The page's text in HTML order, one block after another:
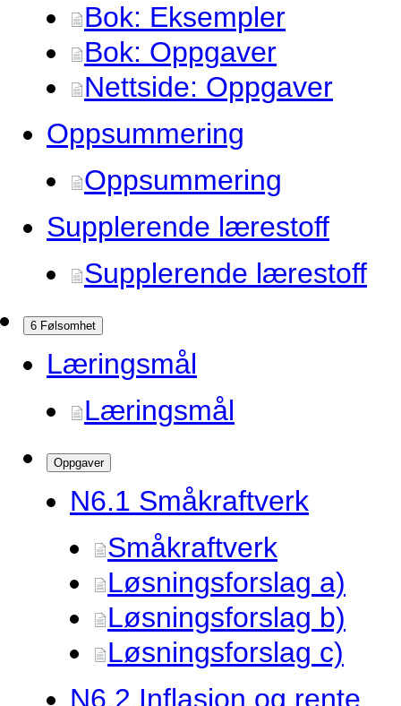
Bok: Eksempler
Bok: Oppgaver
Nettside: Oppgaver
Oppsummering
Oppsummering
Supplerende lærestoff
Supplerende lærestoff
6 Følsomhet
Læringsmål
Læringsmål
Oppgaver
N6.1 Småkraftverk
Småkraftverk
Løsningsforslag a)
Løsningsforslag b)
Løsningsforslag c)
N6.2 Inflasjon og rente